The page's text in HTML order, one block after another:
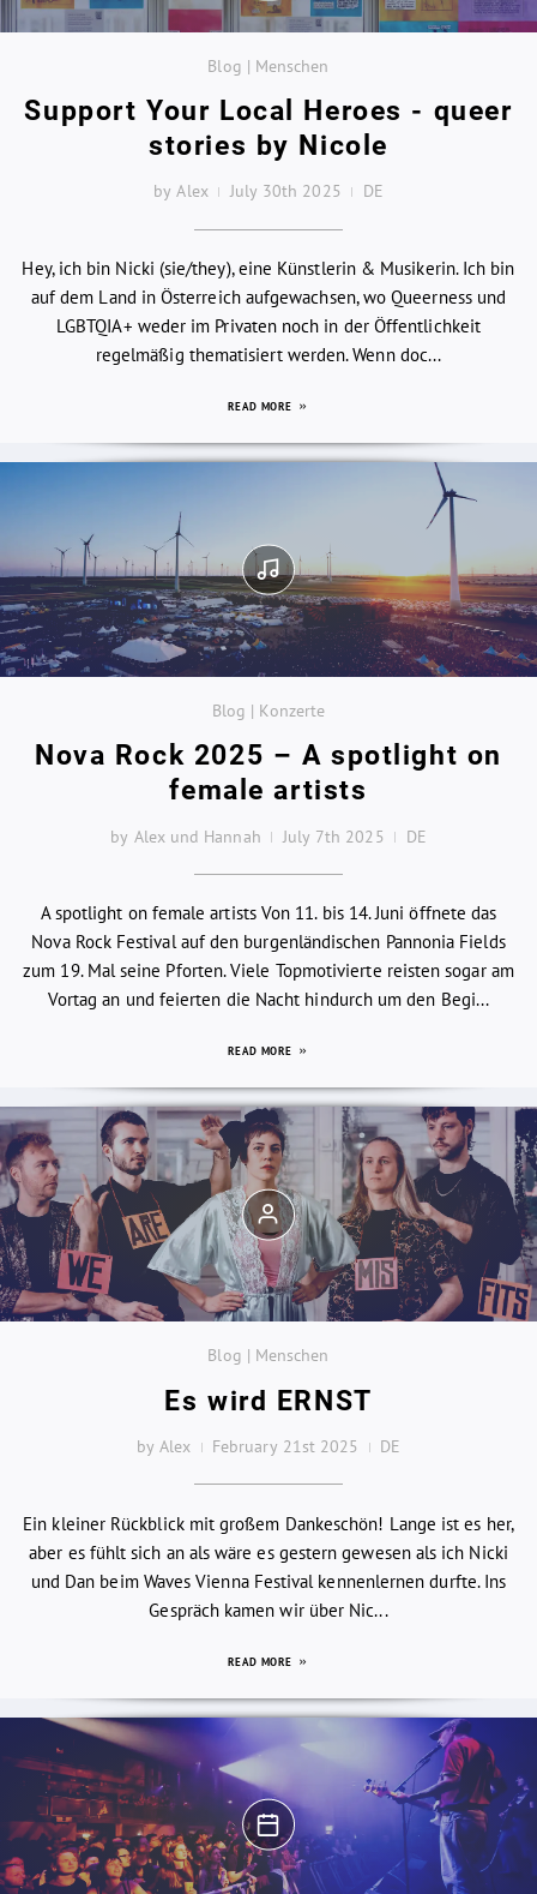
Blog | Menschen
Support Your Local Heroes - queer
stories by Nicole
by Alex July 30th 2025 DE
Hey, ich bin Nicki (sie/they), eine Künstlerin & Musikerin. Ich bin
auf dem Land in Österreich aufgewachsen, wo Queerness und
LGBTQIA+ weder im Privaten noch in der Öffentlichkeit
regelmäßig thematisiert werden. Wenn doc...
READ MORE
Blog | Konzerte
Nova Rock 2025 – A spotlight on
female artists
by Alex und Hannah July 7th 2025 DE
A spotlight on female artists Von 11. bis 14. Juni öffnete das
Nova Rock Festival auf den burgenländischen Pannonia Fields
zum 19. Mal seine Pforten. Viele Topmotivierte reisten sogar am
Vortag an und feierten die Nacht hindurch um den Begi...
READ MORE
Blog | Menschen
Es wird ERNST
by Alex February 21st 2025 DE
Ein kleiner Rückblick mit großem Dankeschön! Lange ist es her,
aber es fühlt sich an als wäre es gestern gewesen als ich Nicki
und Dan beim Waves Vienna Festival kennenlernen durfte. Ins
Gespräch kamen wir über Nic...
READ MORE